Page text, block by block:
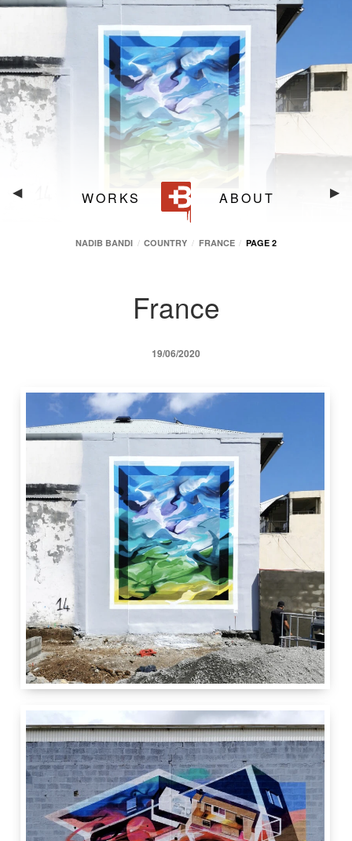
WORKS ABOUT
France
◀︎ ▶︎
9 m
Nadib Bandi
Saint-Denis (La Réunion) Réunion)
NADIB BANDI COUNTRY FRANCE PAGE 2
France
19/06/2020
9 m
5 m
Saint-Denis (La Réunion) Réunion